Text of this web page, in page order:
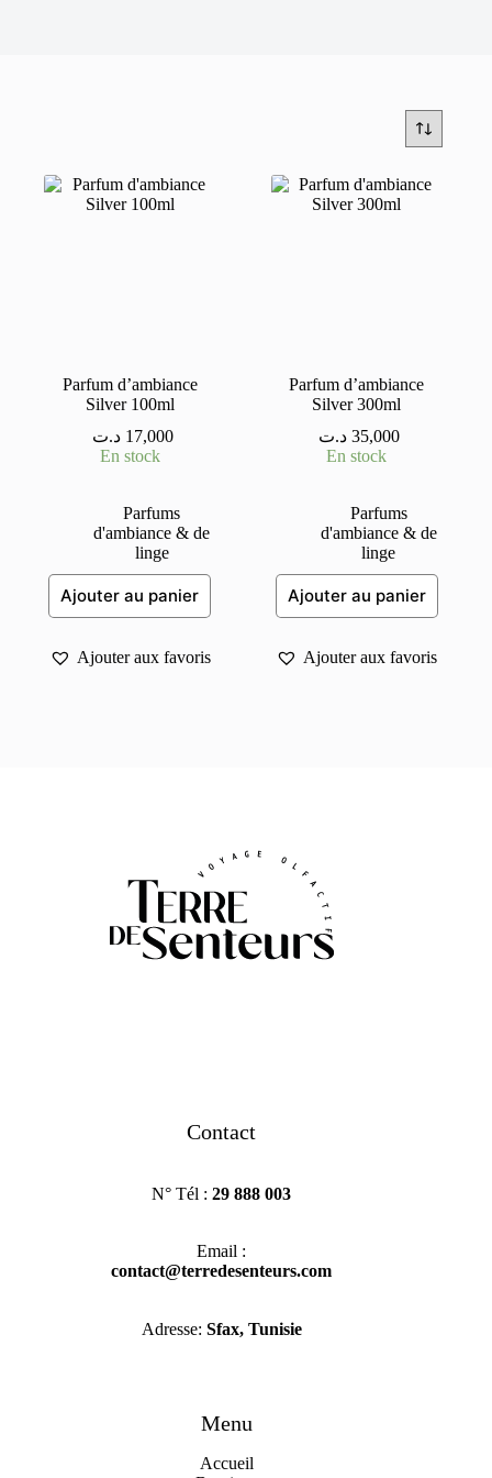
Parfum d’ambiance
Silver 100ml
17,000 د.ت
En stock
Parfums
d'ambiance & de
linge
Ajouter au panier
Ajouter aux favoris
Parfum d’ambiance
Silver 300ml
35,000 د.ت
En stock
Parfums
d'ambiance & de
linge
Ajouter au panier
Ajouter aux favoris
Contact
N° Tél :29 888 003
Email :
contact@terredesenteurs.com
Adresse: Sfax, Tunisie
Menu
Accueil